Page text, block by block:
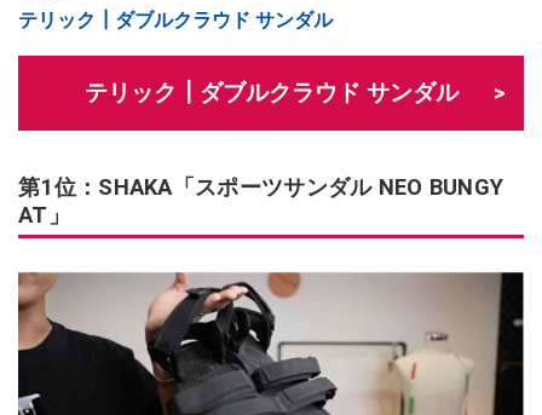
テリック┃ダブルクラウド サンダル
テリック┃ダブルクラウド サンダル
第1位：SHAKA「スポーツサンダル NEO BUNGY
AT」